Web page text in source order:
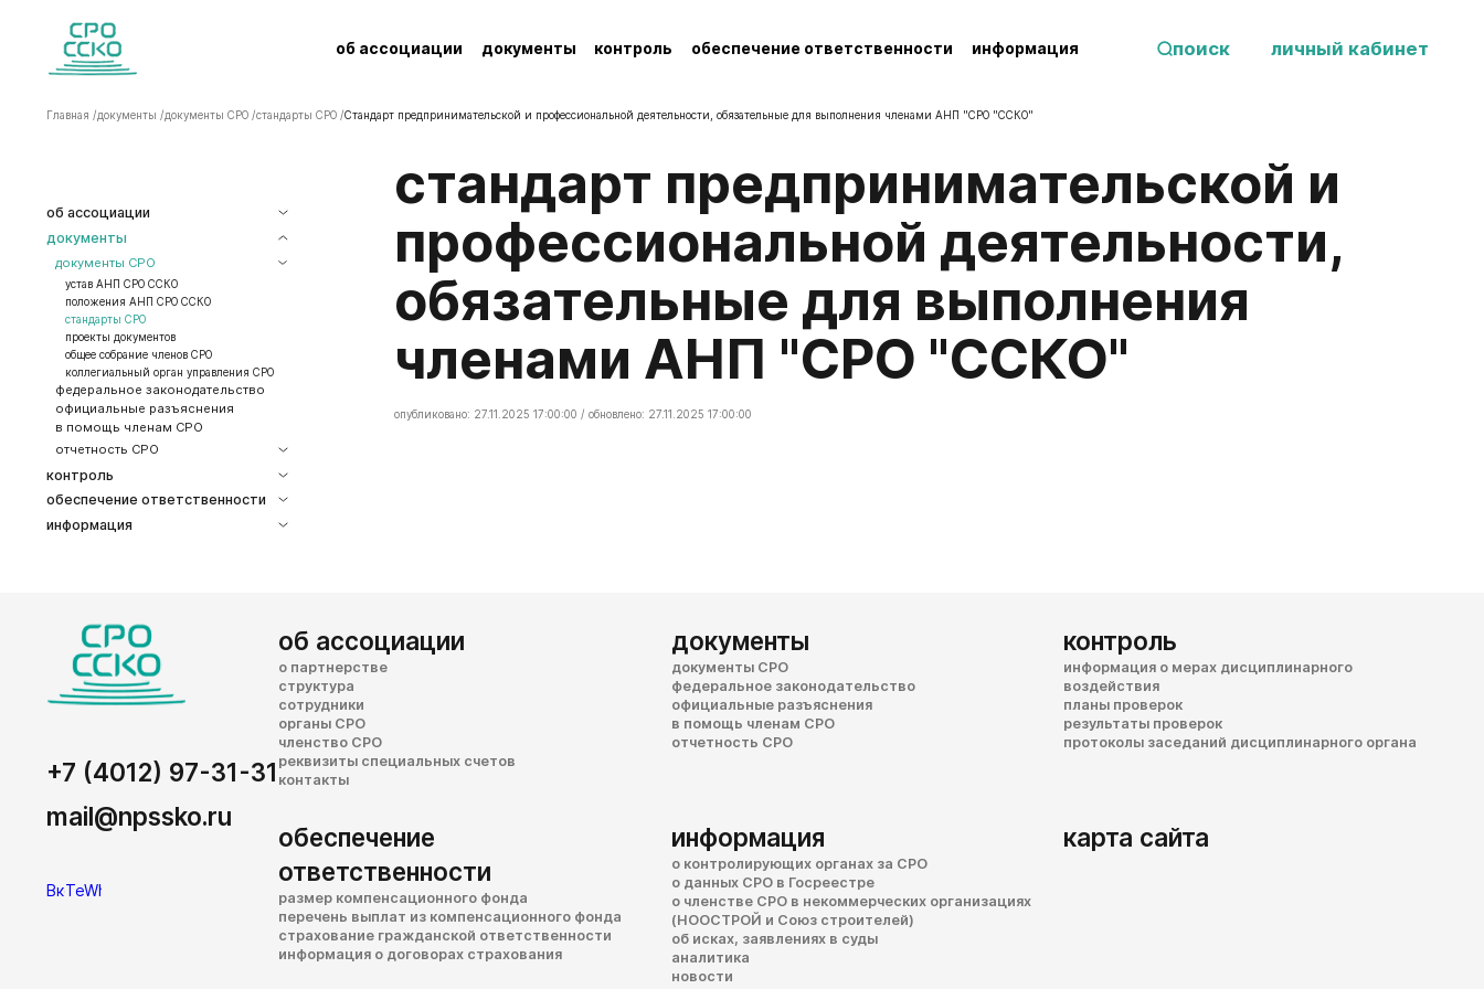
об ассоциации документы контроль обеспечение ответственности информация поиск личный кабинет
Главная /документы /документы СРО /стандарты СРО /Стандарт предпринимательской и профессиональной деятельности, обязательные для выполнения членами АНП "СРО "ССКО"
об ассоциации
документы
документы СРО
устав АНП СРО ССКО
положения АНП СРО ССКО
стандарты СРО
проекты документов
общее собрание членов СРО
коллегиальный орган управления СРО
федеральное законодательство
официальные разъяснения
в помощь членам СРО
отчетность СРО
контроль
обеспечение ответственности
информация
Стандарт предпринимательской и
профессиональной деятельности,
обязательные для выполнения
членами АНП "СРО "ССКО"
опубликовано: 27.11.2025 17:00:00 / обновлено: 27.11.2025 17:00:00
+7 (4012) 97-31-31
mail@npssko.ru
об ассоциации
о партнерстве
структура
сотрудники
органы СРО
членство СРО
реквизиты специальных счетов
контакты
документы
документы СРО
федеральное законодательство
официальные разъяснения
в помощь членам СРО
отчетность СРО
контроль
информация о мерах дисциплинарного
воздействия
планы проверок
результаты проверок
протоколы заседаний дисциплинарного органа
обеспечение
ответственности
размер компенсационного фонда
перечень выплат из компенсационного фонда
страхование гражданской ответственности
информация о договорах страхования
информация
о контролирующих органах за СРО
о данных СРО в Госреестре
о членстве СРО в некоммерческих организациях
(НООСТРОЙ и Союз строителей)
об исках, заявлениях в суды
аналитика
новости
карта сайта